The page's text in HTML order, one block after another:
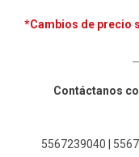
*Cambios de precio
Contáctanos
5567239040 |